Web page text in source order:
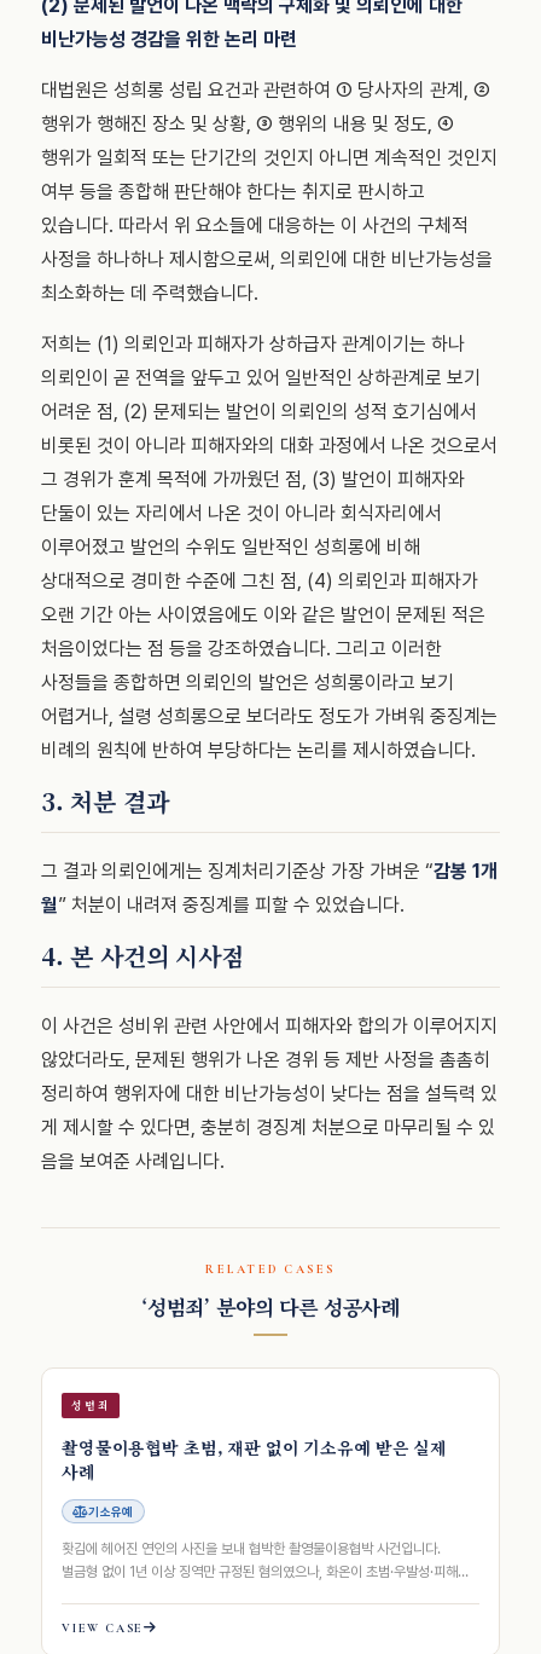
(2) 문제된 발언이 나온 맥락의 구체화 및 의뢰인에 대한
비난가능성 경감을 위한 논리 마련
대법원은 성희롱 성립 요건과 관련하여 ① 당사자의 관계, ②
행위가 행해진 장소 및 상황, ③ 행위의 내용 및 정도, ④
행위가 일회적 또는 단기간의 것인지 아니면 계속적인 것인지
여부 등을 종합해 판단해야 한다는 취지로 판시하고
있습니다. 따라서 위 요소들에 대응하는 이 사건의 구체적
사정을 하나하나 제시함으로써, 의뢰인에 대한 비난가능성을
최소화하는 데 주력했습니다.
저희는 (1) 의뢰인과 피해자가 상하급자 관계이기는 하나
의뢰인이 곧 전역을 앞두고 있어 일반적인 상하관계로 보기
어려운 점, (2) 문제되는 발언이 의뢰인의 성적 호기심에서
비롯된 것이 아니라 피해자와의 대화 과정에서 나온 것으로서
그 경위가 훈계 목적에 가까웠던 점, (3) 발언이 피해자와
단둘이 있는 자리에서 나온 것이 아니라 회식자리에서
이루어졌고 발언의 수위도 일반적인 성희롱에 비해
상대적으로 경미한 수준에 그친 점, (4) 의뢰인과 피해자가
오랜 기간 아는 사이였음에도 이와 같은 발언이 문제된 적은
처음이었다는 점 등을 강조하였습니다. 그리고 이러한
사정들을 종합하면 의뢰인의 발언은 성희롱이라고 보기
어렵거나, 설령 성희롱으로 보더라도 정도가 가벼워 중징계는
비례의 원칙에 반하여 부당하다는 논리를 제시하였습니다.
3. 처분 결과
그 결과 의뢰인에게는 징계처리기준상 가장 가벼운 “감봉 1개
월” 처분이 내려져 중징계를 피할 수 있었습니다.
4. 본 사건의 시사점
이 사건은 성비위 관련 사안에서 피해자와 합의가 이루어지지
않았더라도, 문제된 행위가 나온 경위 등 제반 사정을 촘촘히
정리하여 행위자에 대한 비난가능성이 낮다는 점을 설득력 있
게 제시할 수 있다면, 충분히 경징계 처분으로 마무리될 수 있
음을 보여준 사례입니다.
RELATED CASES
‘성범죄’ 분야의 다른 성공사례
성범죄
촬영물이용협박 초범, 재판 없이 기소유예 받은 실제
사례
기소유예
홧김에 헤어진 연인의 사진을 보내 협박한 촬영물이용협박 사건입니다.
벌금형 없이 1년 이상 징역만 규정된 혐의였으나, 화온이 초범·우발성·피해
VIEW CASE